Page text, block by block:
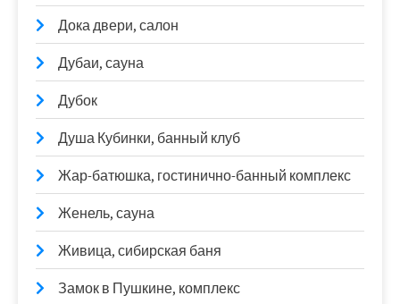
Дока двери, салон
Дубаи, сауна
Дубок
Душа Кубинки, банный клуб
Жар-батюшка, гостинично-банный комплекс
Женель, сауна
Живица, сибирская баня
Замок в Пушкине, комплекс